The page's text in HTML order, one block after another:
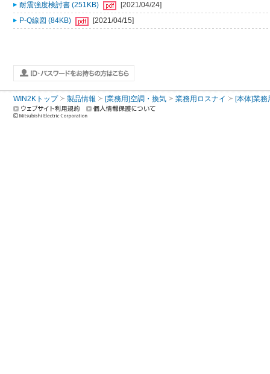
耐震強度検討書 (251KB)
[2021/04/24]
P-Q線図 (84KB)
[2021/04/15]
WIN2Kトップ 製品情報 [業務用]空調・換気 業務用ロスナイ [本体]業務